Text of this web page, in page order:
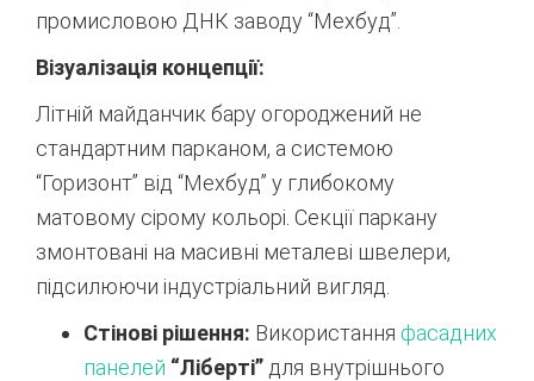
промисловою ДНК заводу “Мехбуд”.
Візуалізація концепції:
Літній майданчик бару огороджений не
стандартним парканом, а системою
“Горизонт” від “Мехбуд” у глибокому
матовому сірому кольорі. Секції паркану
змонтовані на масивні металеві швелери,
підсилюючи індустріальний вигляд.
Стінові рішення: Використання фасадних
панелей “Ліберті” для внутрішнього